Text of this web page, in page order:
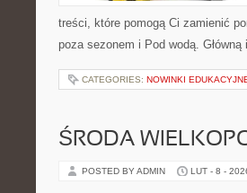
treści, które pomogą Ci zamienić
poza sezonem i Pod wodą.
CATEGORIES: NOWINKI
ŚRODA
POSTED BY ADMIN LUT - 8 -